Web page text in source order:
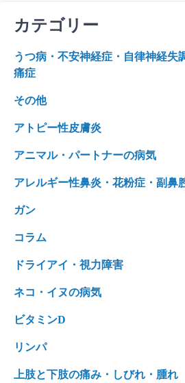
カテゴリー
うつ病・不安神経症・自律神経失
痛症
その他
アトピー性皮膚炎
アニマル・パートナーの病気
アレルギー性鼻炎・花粉症・副鼻
ガン
コラム
ドライアイ・視力障害
ネコ・イヌの病気
ビタミンD
リンパ
上肢と下肢の痛み・しびれ・腫れ